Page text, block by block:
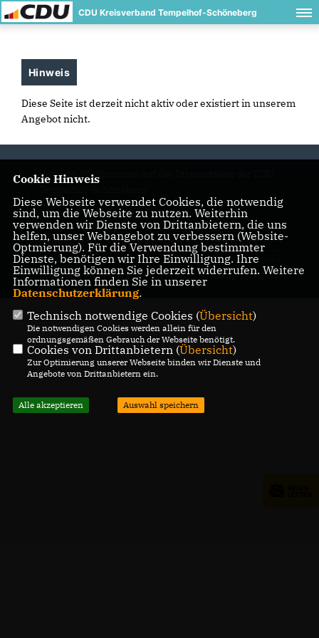
CDU Kreisverband Tempelhof-Schöneberg
Hinweis
Diese Seite ist derzeit nicht aktiv oder existiert in unserem
Angebot nicht.
Herzlich Willkommen auf der Internetseite der CDU
IMPRESSUM DATENSCHUTZ KONTAKT
© 2026 CDU Kreisverband
Tempelhof-Schöneberg
Alle Rechte vorbehalten.
Realisation: Sharkness Media
GmbH & Co. KG
Cookie Hinweis
Diese Webseite verwendet Cookies, die notwendig
sind, um die Webseite zu nutzen. Weiterhin
verwenden wir Dienste von Drittanbietern, die uns
helfen, unser Webangebot zu verbessern (Website-
Optmierung). Für die Verwendung bestimmter
Dienste, benötigen wir Ihre Einwilligung. Ihre
Einwilligung können Sie jederzeit widerrufen. Weitere
Informationen finden Sie in unserer
Datenschutzerklärung.
Technisch notwendige Cookies (Übersicht)
Die notwendigen Cookies werden allein für den
ordnungsgemäßen Gebrauch der Webseite benötigt.
Cookies von Drittanbietern (Übersicht)
Zur Optimierung unserer Webseite binden wir Dienste und
Angebote von Drittanbietern ein.
Alle akzeptieren Auswahl speichern